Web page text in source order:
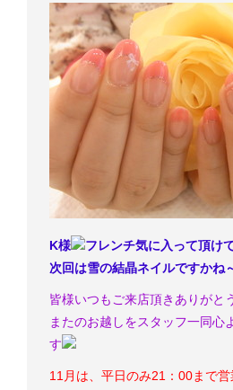
K様
フレンチ気に入って頂け
次回は雪の結晶ネイルですかね
皆様いつもご来店頂きありがと
またのお越しをスタッフ一同心
す
11月は、平日のみ21：00まで営